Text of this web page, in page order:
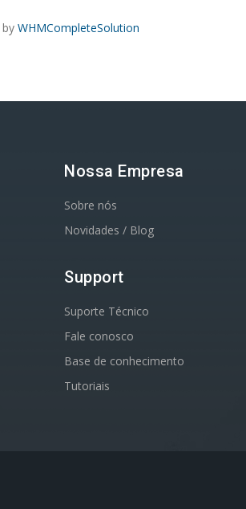
WHMCompleteSolution
Nossa Empresa
Sobre nós
Novidades / Blog
Support
Suporte Técnico
Fale conosco
Base de conhecimento
Tutoriais